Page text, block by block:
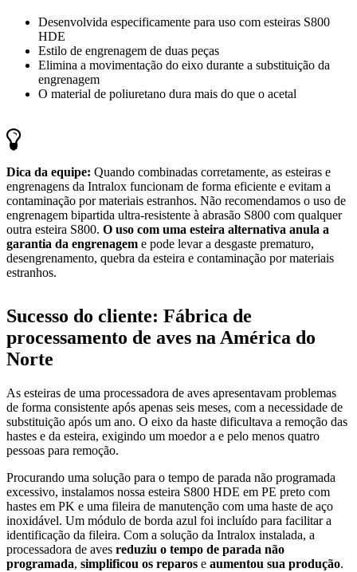
Desenvolvida especificamente para uso com esteiras S800
HDE
Estilo de engrenagem de duas peças
Elimina a movimentação do eixo durante a substituição da
engrenagem
O material de poliuretano dura mais do que o acetal
Dica da equipe: Quando combinadas corretamente, as esteiras e
engrenagens da Intralox funcionam de forma eficiente e evitam a
contaminação por materiais estranhos. Não recomendamos o uso de
engrenagem bipartida ultra-resistente à abrasão S800 com qualquer
outra esteira S800. O uso com uma esteira alternativa anula a
garantia da engrenagem e pode levar a desgaste prematuro,
desengrenamento, quebra da esteira e contaminação por materiais
estranhos.
Sucesso do cliente: Fábrica de
processamento de aves na América do
Norte
As esteiras de uma processadora de aves apresentavam problemas
de forma consistente após apenas seis meses, com a necessidade de
substituição após um ano. O eixo da haste dificultava a remoção das
hastes e da esteira, exigindo um moedor a e pelo menos quatro
pessoas para remoção.
Procurando uma solução para o tempo de parada não programada
excessivo, instalamos nossa esteira S800 HDE em PE preto com
hastes em PK e uma fileira de manutenção com uma haste de aço
inoxidável. Um módulo de borda azul foi incluído para facilitar a
identificação da fileira. Com a solução da Intralox instalada, a
processadora de aves reduziu o tempo de parada não
programada, simplificou os reparos e aumentou sua produção.